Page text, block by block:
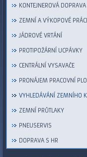
KONTEJNEROVÁ DOPRAVA
ZEMNÍ A VÝKOPOVÉ
JÁDROVÉ VRTÁNÍ
PROTIPOŽÁRNÍ UCPÁVKY
CENTRÁLNÍ VYSAVAČE
PRONÁJEM PRACOVNÍ
VYHLEDÁVÁNÍ ZEMNÍHO
ZEMNÍ PRŮTLAKY
PNEUSERVIS
DOPRAVA S HR